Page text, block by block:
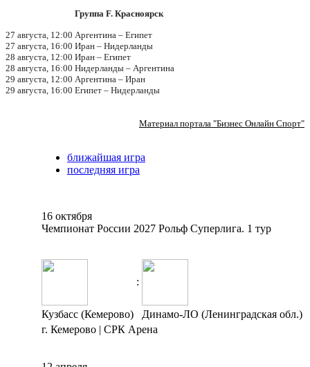
Группа F. Красноярск
27 августа, 12:00 Аргентина – Египет
27 августа, 16:00 Иран – Нидерланды
28 августа, 12:00 Иран – Египет
28 августа, 16:00 Нидерланды – Аргентина
29 августа, 12:00 Аргентина – Иран
29 августа, 16:00 Египет – Нидерланды
Материал портала "Бизнес Онлайн Спорт"
ближайшая игра
последняя игра
16 октября
Чемпионат России 2027 Рольф Суперлига. 1 тур
:
Кузбасс (Кемерово)
Динамо-ЛО (Ленинградская обл.)
г. Кемерово | СРК Арена